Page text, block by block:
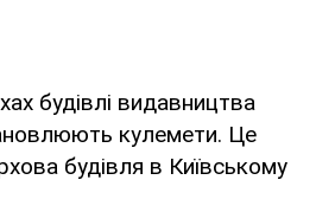
будівлі видавництва
кулемети. Це
будівля в Київському